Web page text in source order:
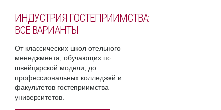
ИНДУСТРИЯ ГОСТЕПРИИМСТВА:
ВСЕ ВАРИАНТЫ
От классических школ отельного
менеджмента, обучающих по
швейцарской модели, до
профессиональных колледжей и
факультетов гостеприимства
университетов.